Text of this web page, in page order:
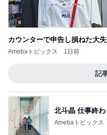
カウンターで申告し損ねた大
Amebaトピックス 1日前
記
北斗晶 仕事終
Amebaトピックス